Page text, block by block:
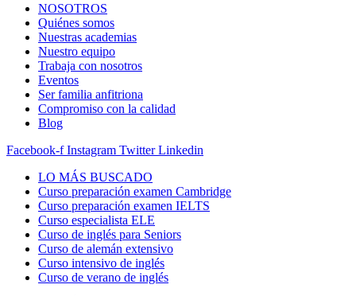
NOSOTROS
Quiénes somos
Nuestras academias
Nuestro equipo
Trabaja con nosotros
Eventos
Ser familia anfitriona
Compromiso con la calidad
Blog
Facebook-f Instagram Twitter Linkedin
LO MÁS BUSCADO
Curso preparación examen Cambridge
Curso preparación examen IELTS
Curso especialista ELE
Curso de inglés para Seniors
Curso de alemán extensivo
Curso intensivo de inglés
Curso de verano de inglés